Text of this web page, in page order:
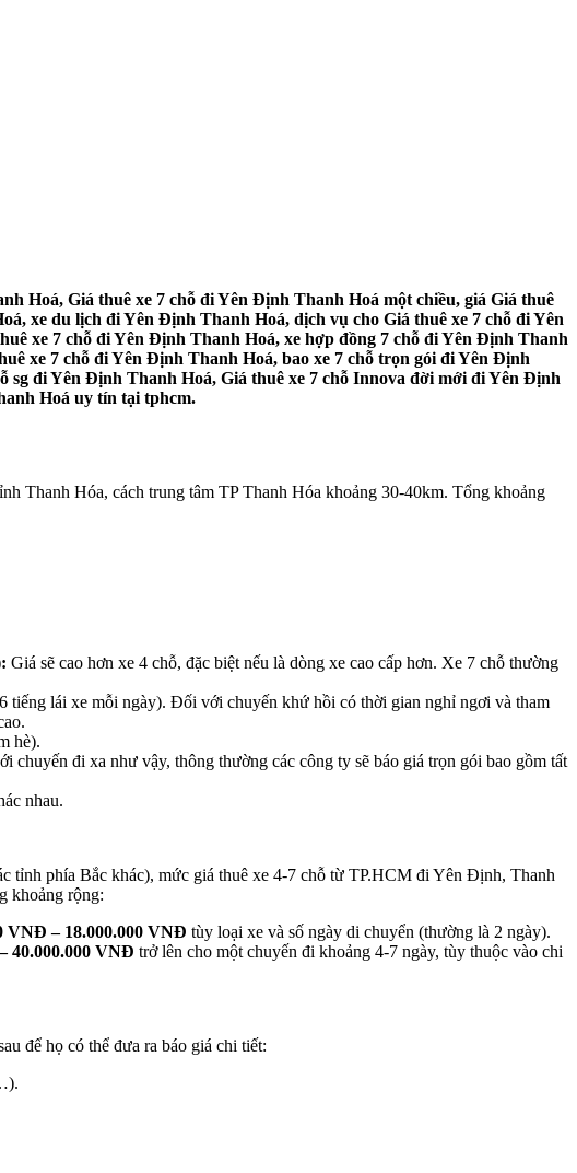
Hoá, Giá thuê xe 7 chỗ đi Yên Định Thanh Hoá một chiều, giá Giá thuê
xe du lịch đi Yên Định Thanh Hoá, dịch vụ cho Giá thuê xe 7 chỗ đi Yên
xe 7 chỗ đi Yên Định Thanh Hoá, xe hợp đồng 7 chỗ đi Yên Định Thanh
xe 7 chỗ đi Yên Định Thanh Hoá, bao xe 7 chỗ trọn gói đi Yên Định
sg đi Yên Định Thanh Hoá, Giá thuê xe 7 chỗ Innova đời mới đi Yên Định
Hoá uy tín tại tphcm.
Thanh Hóa, cách trung tâm TP Thanh Hóa khoảng 30-40km. Tổng khoảng
Giá sẽ cao hơn xe 4 chỗ, đặc biệt nếu là dòng xe cao cấp hơn. Xe 7 chỗ thường
tiếng lái xe mỗi ngày). Đối với chuyến khứ hồi có thời gian nghỉ ngơi và tham
hè).
đi xa như vậy, thông thường các công ty sẽ báo giá trọn gói bao gồm tất
nhau.
tỉnh phía Bắc khác), mức giá thuê xe 4-7 chỗ từ TP.HCM đi Yên Định, Thanh
khoảng rộng:
VNĐ – 18.000.000 VNĐ tùy loại xe và số ngày di chuyển (thường là 2 ngày).
40.000.000 VNĐ trở lên cho một chuyến đi khoảng 4-7 ngày, tùy thuộc vào chi
để họ có thể đưa ra báo giá chi tiết: